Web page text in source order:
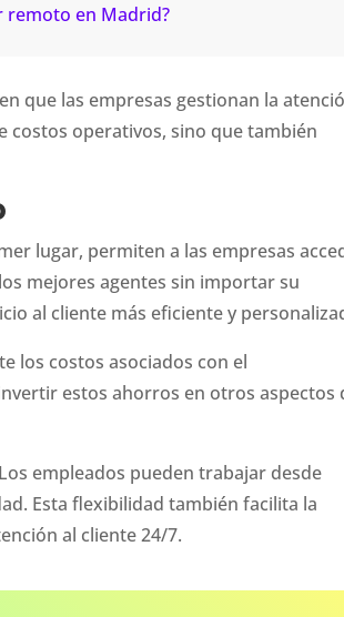
remoto en Madrid?
que las empresas gestionan la
costos operativos, sino que también
lugar, permiten a las empresas
mejores agentes sin importar su
al cliente más eficiente y
los costos asociados con el
estos ahorros en otros aspectos
empleados pueden trabajar desde
Esta flexibilidad también facilita la
al cliente 24/7.